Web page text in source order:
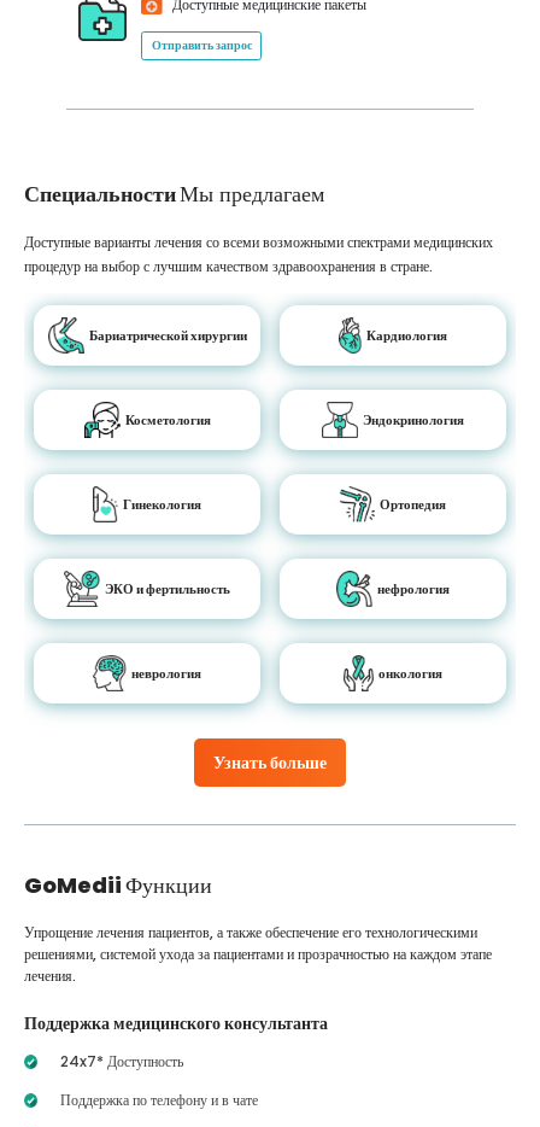
Отправить запрос
СпециальностиМы предлагаем
Узнать больше
Доступные варианты лечения со всеми возможными спектрами медицинских
процедур на выбор с лучшим качеством здравоохранения в стране.
Бариатрической хирургии Кардиология
Косметология Эндокринология
Гинекология Ортопедия
ЭКО и фертильность нефрология
неврология онкология
GoMediiФункции
Упрощение лечения пациентов, а также обеспечение его технологическими
решениями, системой ухода за пациентами и прозрачностью на каждом этапе
лечения.
Поддержка медицинского консультанта
24x7* Доступность
Поддержка по телефону и в чате